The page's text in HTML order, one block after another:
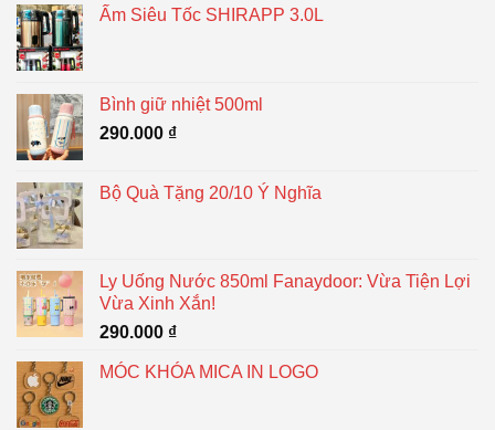
Ấm Siêu Tốc SHIRAPP 3.0L
Bình giữ nhiệt 500ml
290.000 ₫
Bộ Quà Tặng 20/10 Ý Nghĩa
Ly Uống Nước 850ml Fanaydoor: Vừa Tiện Lợi
Vừa Xinh Xắn!
290.000 ₫
MÓC KHÓA MICA IN LOGO